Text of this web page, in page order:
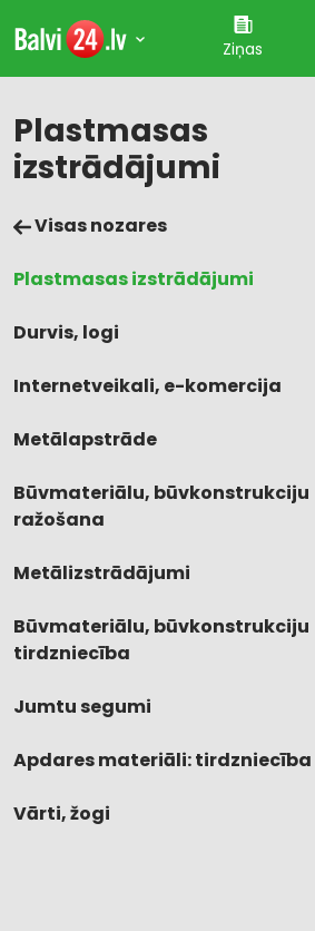
Ziņas
Plastmasas
izstrādājumi
Visas nozares
Plastmasas izstrādājumi
Durvis, logi
Internetveikali, e-komercija
Metālapstrāde
Būvmateriālu, būvkonstrukciju
ražošana
Metālizstrādājumi
Būvmateriālu, būvkonstrukciju
tirdzniecība
Jumtu segumi
Apdares materiāli: tirdzniecība
Vārti, žogi